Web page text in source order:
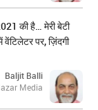
की है… मेरी बेटी
वेंटिलेटर पर, ज़िंदगी
Baljit Balli
Media